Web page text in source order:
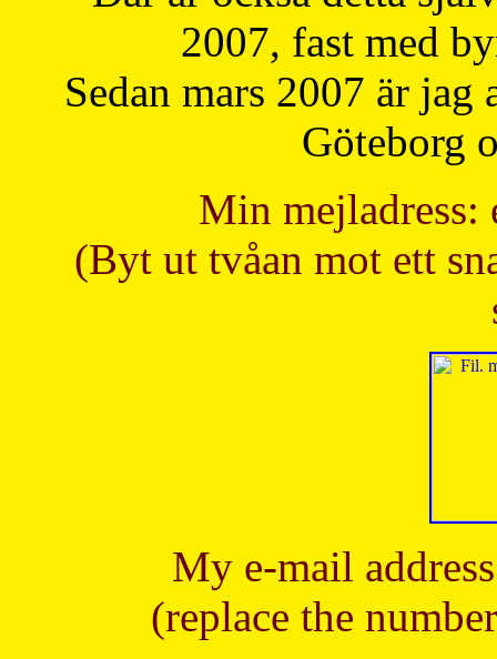
2007, fast med
Sedan mars 2007 är
Göteborg
Min mejladress:
(Byt ut tvåan mot ett
My e-mail
(replace the